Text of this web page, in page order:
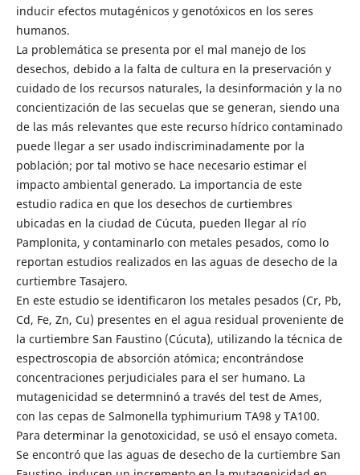
inducir efectos mutagénicos y genotóxicos en los seres
humanos.
La problemática se presenta por el mal manejo de los
desechos, debido a la falta de cultura en la preservación y
cuidado de los recursos naturales, la desinformación y la no
concientización de las secuelas que se generan, siendo una
de las más relevantes que este recurso hídrico contaminado
puede llegar a ser usado indiscriminadamente por la
población; por tal motivo se hace necesario estimar el
impacto ambiental generado. La importancia de este
estudio radica en que los desechos de curtiembres
ubicadas en la ciudad de Cúcuta, pueden llegar al río
Pamplonita, y contaminarlo con metales pesados, como lo
reportan estudios realizados en las aguas de desecho de la
curtiembre Tasajero.
En este estudio se identificaron los metales pesados (Cr, Pb,
Cd, Fe, Zn, Cu) presentes en el agua residual proveniente de
la curtiembre San Faustino (Cúcuta), utilizando la técnica de
espectroscopia de absorción atómica; encontrándose
concentraciones perjudiciales para el ser humano. La
mutagenicidad se determninó a través del test de Ames,
con las cepas de Salmonella typhimurium TA98 y TA100.
Para determinar la genotoxicidad, se usó el ensayo cometa.
Se encontró que las aguas de desecho de la curtiembre San